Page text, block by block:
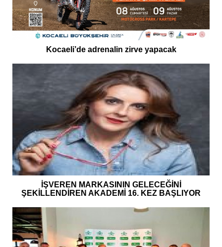
Kocaeli’de adrenalin zirve yapacak
İŞVEREN MARKASININ GELECEĞİNİ
ŞEKİLLENDİREN AKADEMİ 16. KEZ BAŞLIYOR